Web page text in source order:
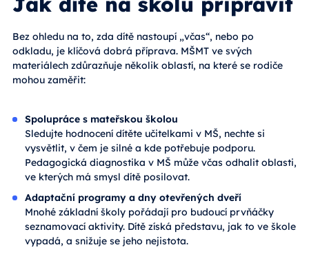
Bez ohledu na to, zda dítě nastoupí „včas“, nebo po
odkladu, je klíčová dobrá příprava. MŠMT ve svých
materiálech zdůrazňuje několik oblastí, na které se rodiče
mohou zaměřit:
Spolupráce s mateřskou školou
Sledujte hodnocení dítěte učitelkami v MŠ, nechte si
vysvětlit, v čem je silné a kde potřebuje podporu.
Pedagogická diagnostika v MŠ může včas odhalit oblasti,
ve kterých má smysl dítě posilovat.
Adaptační programy a dny otevřených dveří
Mnohé základní školy pořádají pro budoucí prvňáčky
seznamovací aktivity. Dítě získá představu, jak to ve škole
vypadá, a snižuje se jeho nejistota.